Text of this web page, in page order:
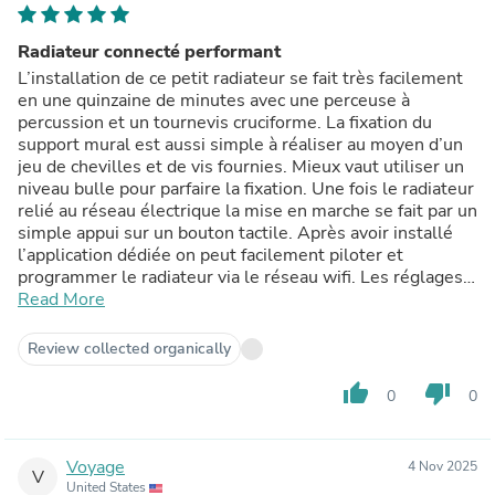
Radiateur connecté performant
L’installation de ce petit radiateur se fait très facilement
en une quinzaine de minutes avec une perceuse à
percussion et un tournevis cruciforme. La fixation du
support mural est aussi simple à réaliser au moyen d’un
jeu de chevilles et de vis fournies. Mieux vaut utiliser un
niveau bulle pour parfaire la fixation. Une fois le radiateur
relié au réseau électrique la mise en marche se fait par un
simple appui sur un bouton tactile. Après avoir installé
l’application dédiée on peut facilement piloter et
programmer le radiateur via le réseau wifi. Les réglages
peuvent également se faire directement sur l’écran lcd du
destiné au petites pièces. En résumé ce discret petit
radiateur est un appareil pratique mais comme tous les
appareils de ce type la consommation électrique reste
Read More
Review collected organically
thumb_up 0 thumb_down 0
V Voyage
United States
4 Nov 2025